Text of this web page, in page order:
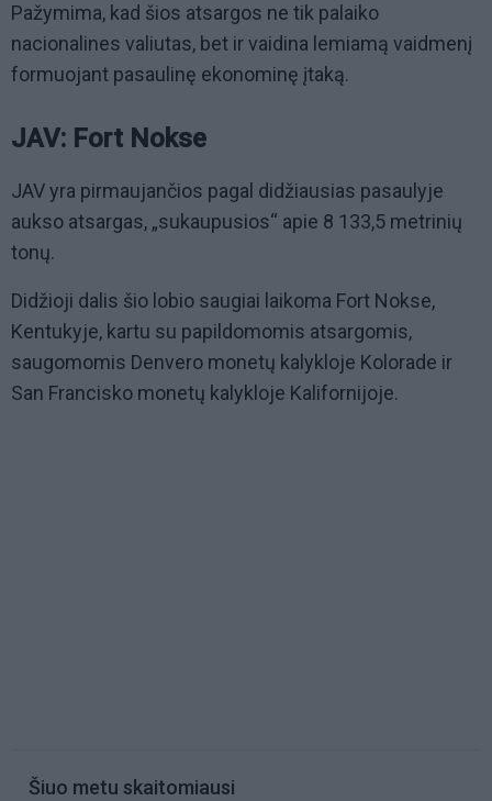
Pažymima, kad šios atsargos ne tik palaiko
nacionalines valiutas, bet ir vaidina lemiamą vaidmenį
formuojant pasaulinę ekonominę įtaką.
JAV: Fort Nokse
JAV yra pirmaujančios pagal didžiausias pasaulyje
aukso atsargas, „sukaupusios“ apie 8 133,5 metrinių
tonų.
Didžioji dalis šio lobio saugiai laikoma Fort Nokse,
Kentukyje, kartu su papildomomis atsargomis,
saugomomis Denvero monetų kalykloje Kolorade ir
San Francisko monetų kalykloje Kalifornijoje.
Šiuo metu skaitomiausi